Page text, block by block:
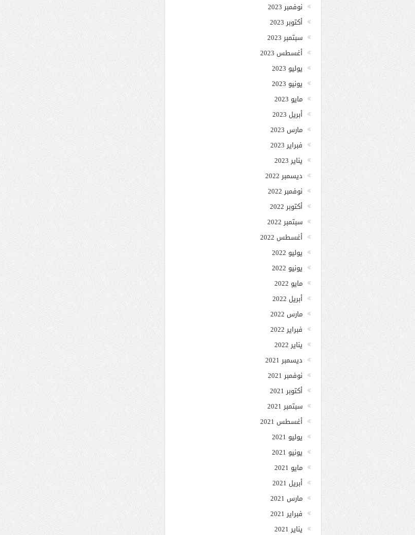
نوفمبر 2023
أكتوبر 2023
سبتمبر 2023
أغسطس 2023
يوليو 2023
يونيو 2023
مايو 2023
أبريل 2023
مارس 2023
فبراير 2023
يناير 2023
ديسمبر 2022
نوفمبر 2022
أكتوبر 2022
سبتمبر 2022
أغسطس 2022
يوليو 2022
يونيو 2022
مايو 2022
أبريل 2022
مارس 2022
فبراير 2022
يناير 2022
ديسمبر 2021
نوفمبر 2021
أكتوبر 2021
سبتمبر 2021
أغسطس 2021
يوليو 2021
يونيو 2021
مايو 2021
أبريل 2021
مارس 2021
فبراير 2021
يناير 2021